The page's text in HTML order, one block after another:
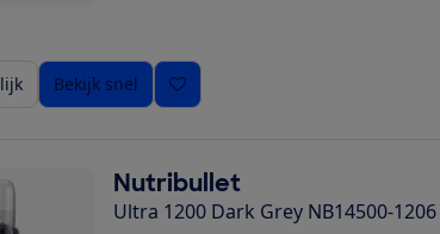
Bekijk snel
Nutribullet
Ultra 1200 Dark Grey NB14500-1206